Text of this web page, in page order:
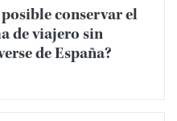
posible conservar el
de viajero sin
de España?